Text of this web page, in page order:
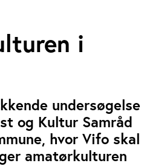
i
undersøgelse
og Kultur Samråd
hvor Vifo skal
amatørkulturen